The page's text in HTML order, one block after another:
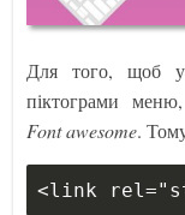
Для того, щоб у
піктограми
Font awesome.
<link